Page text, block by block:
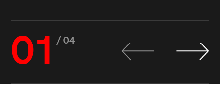
01 / 04